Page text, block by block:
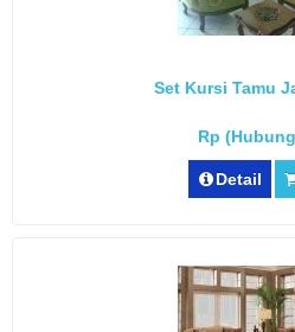
Set Kursi Tamu
Rp
Detail